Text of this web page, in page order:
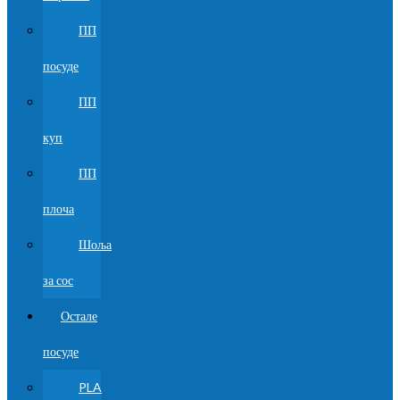
ПП
посуде
ПП
куп
ПП
плоча
Шоља
за сос
Остале
посуде
PLA